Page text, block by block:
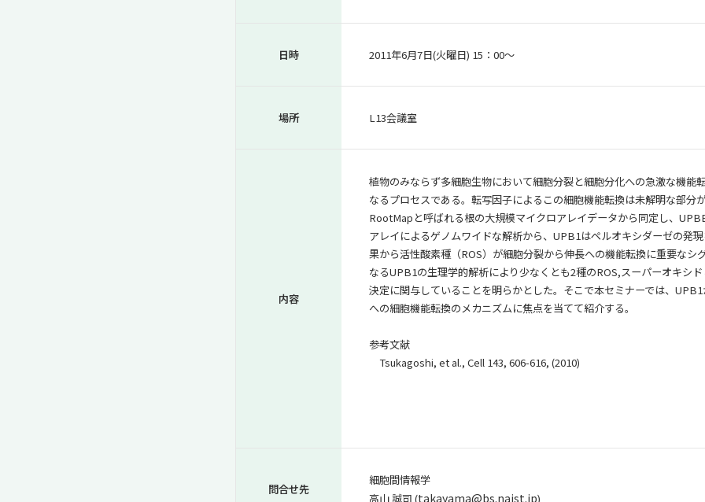
日時 2011年6月7日(火曜日) 15：00～
場所 L13会議室
内容
植物のみならず多細胞生物において細胞分裂と細胞分化への急激な機
なるプロセスである。転写因子によるこの細胞機能転換は未解明な部分
RootMapと呼ばれる根の大規模マイクロアレイデータから同定し、
アレイによるゲノムワイドな解析から、UPB1はペルオキシダーゼの発
果から活性酸素種（ROS）が細胞分裂から伸長への機能転換に重要な
なるUPB1の生理学的解析により少なくとも2種のROS,スーパーオキシ
決定に関与していることを明らかとした。そこで本セミナーでは、
への細胞機能転換のメカニズムに焦点を当てて紹介する。
参考文献
Tsukagoshi, et al., Cell 143, 606-616, (2010)
問合せ先
細胞間情報学
高山 誠司 (takayama@bs.naist.jp)